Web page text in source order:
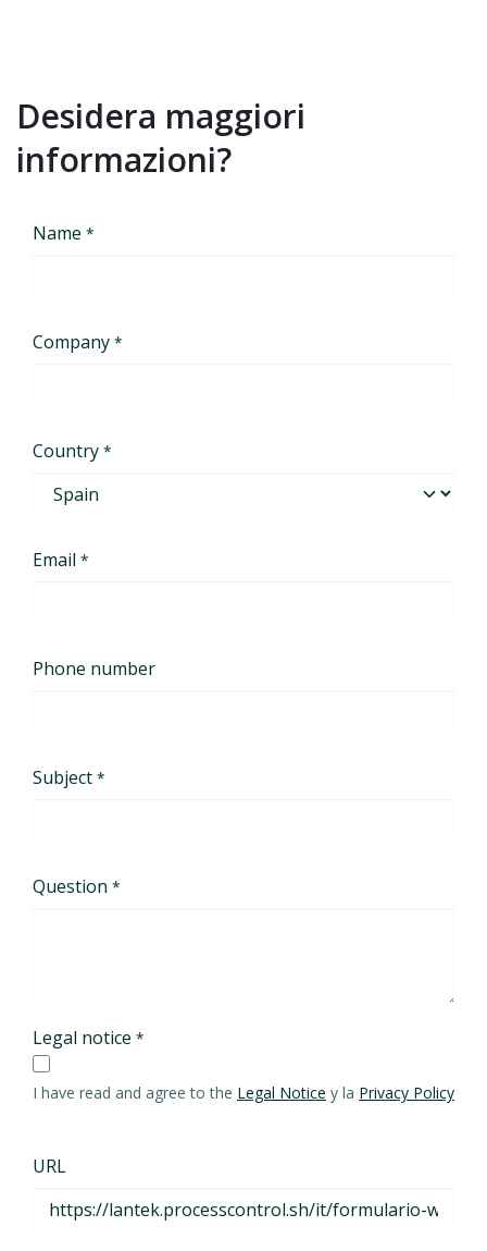
Desidera maggiori
informazioni?